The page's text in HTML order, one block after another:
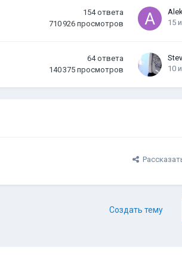
154 ответа
710 926 просмотров
15
64 ответа
140 375 просмотров
10
Создать тему